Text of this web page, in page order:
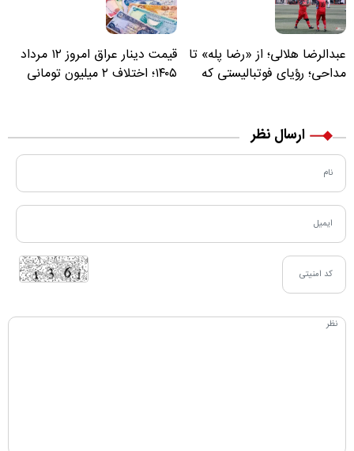
عبدالرضا هلالی؛ از «رضا پله» تا
مداحی؛ رؤیای فوتبالیستی که
قیمت دینار عراق امروز ۱۲ مرداد
۱۴۰۵؛ اختلاف ۲ میلیون تومانی
ارسال نظر